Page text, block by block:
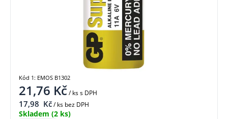
21,76 Kč/ kss DPH
17,98 Kč/ ks bez DPH
Skladem (2 ks)
Kód 1: EMOS B1302